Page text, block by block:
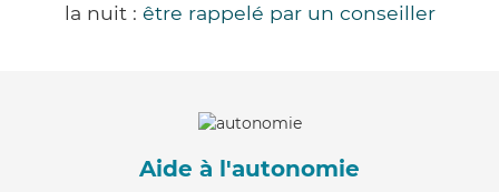
la nuit : être rappelé par un conseiller
Aide à l'autonomie